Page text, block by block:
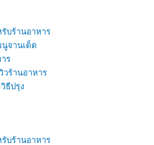
บร้านอาหาร
นูจานเด็ด
ร
วร้านอาหาร
ธีปรุง
บร้านอาหาร